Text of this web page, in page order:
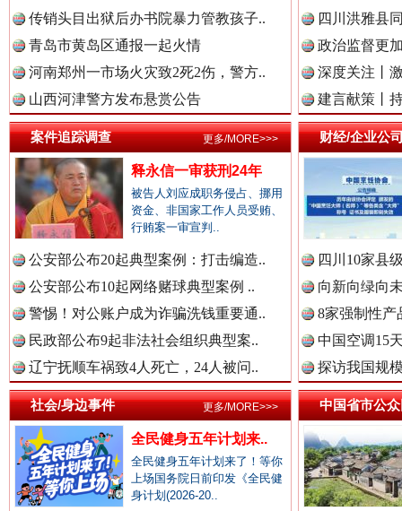
中国参政网.中
中国全民新闻网.
中国公众新闻网.
中国公民新闻网.
中国公共新闻网.
中国法制新闻网.
春天里的科技盛宴
巳巳如意，开工大吉！ 三轮上
传销头目出狱后办书院暴力管教孩子..
青岛市黄岛区通报一起火情
河南郑州一市场火灾致2死2伤，警方..
山西河津警方发布悬赏公告
四川洪雅县
政治监督更
深度关注丨
建言献策丨
案件追踪调查
释永信一审获刑24年
被告人刘应成职务侵占、挪用
资金、非国家工作人员受贿、
行贿案一审宣判..
公安部公布20起典型案例：打击编造..
公安部公布10起网络赌球典型案例 ..
警惕！对公账户成为诈骗洗钱重要通..
民政部公布9起非法社会组织典型案..
辽宁抚顺车祸致4人死亡，24人被问..
更多/MORE>>> 财经/企业公
四川10家县
向新向绿向
8家强制性产
中国空调15
探访我国规
社会/身边事件
全民健身五年计划来..
全民健身五年计划来了！等你
上场国务院日前印发《全民健
身计划(2026-20..
更多/MORE>>> 中国省市公